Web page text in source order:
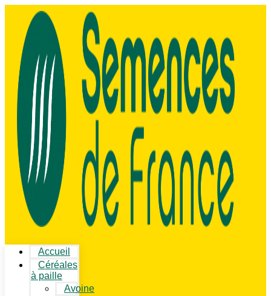
Accueil
Céréales
à paille
Avoine